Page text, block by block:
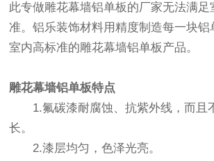
此专做雕花幕墙铝单板的厂家无法满
准。铝乐装饰材料用精度制造每一块铝
室内高标准的雕花幕墙铝单板产品。
雕花幕墙铝单板特点
1.氟碳漆耐腐蚀、抗紫外线，而且
长。
2.漆层均匀，色泽光亮。